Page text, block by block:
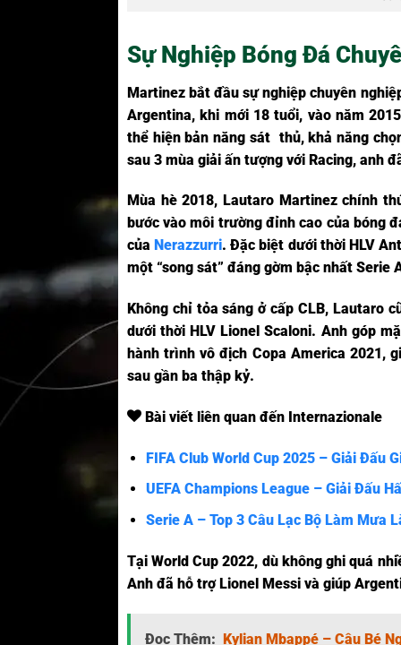
Sự Nghiệp Bóng Đá
Martinez bắt đầu sự nghiệp chuyên
Argentina, khi mới 18 tuổi, vào năm
thể hiện bản năng sát thủ, khả năng
sau 3 mùa giải ấn tượng với Racing, anh
Mùa hè 2018, Lautaro Martinez chính
bước vào môi trường đỉnh cao của bóng
của Nerazzurri. Đặc biệt dưới thời HLV
một “song sát” đáng gờm bậc nhất
Không chỉ tỏa sáng ở cấp CLB, Lautaro
dưới thời HLV Lionel Scaloni. Anh góp
hành trình vô địch Copa America 2021,
sau gần ba thập kỷ.
Bài viết liên quan đến Internazionale
FIFA Club World Cup 2025 – Giải Đấu
UEFA Champions League – Giải Đấu
Serie A – Top 3 Câu Lạc Bộ Làm Mưa
Tại World Cup 2022, dù không ghi quá
Anh đã hỗ trợ Lionel Messi và giúp
Đọc Thêm: Kylian Mbappé – Cậu Bé